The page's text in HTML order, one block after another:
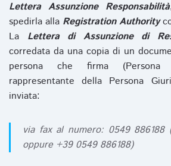
Lettera Assunzione Responsabilità
spedirla alla Registration Authority
La Lettera di Assunzione di
corredata da una copia di un
persona che firma
rappresentante della Persona
inviata:
via fax al numero: 0549 886188
oppure +39 0549 886188)